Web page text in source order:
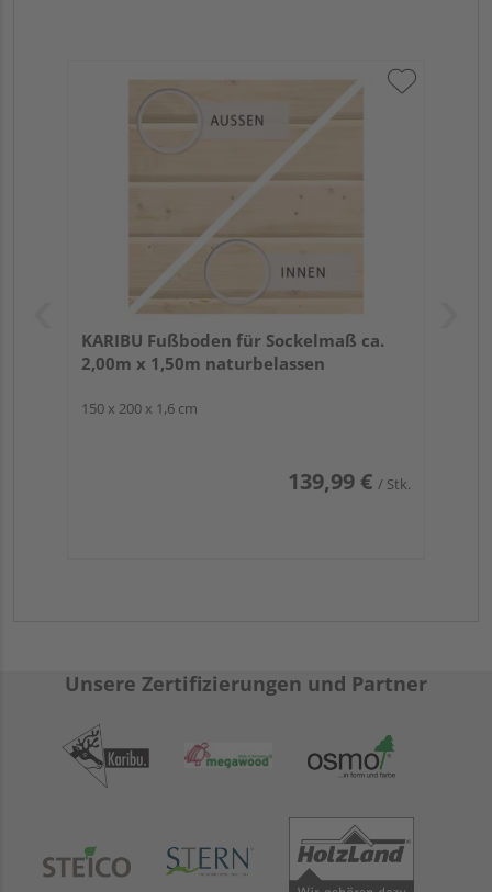
KARIBU Fußboden für Sockelmaß ca.
2,00m x 1,50m naturbelassen
150 x 200 x 1,6 cm
139,99 € / Stk.
Unsere Zertifizierungen und Partner